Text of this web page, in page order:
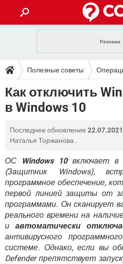
INSTAGRAM
ИГРЫ
ВКОНТАКТЕ
ПОЛЕЗНЫЕ СОВЕТЫ
TIKTOK
WHATSAPP
WINDOWS 10
YANDEX
ЗАГРУЗКИ
TIKTOK
FACEBOOK
WINDOWS 10
ВИДЕО
YANDEX
ФОРУМ
TIKTOK
FACEBOOK
WINDOWS 10
ВИДЕО
YANDEX
ЭНЦИКЛОПЕДИЯ
TIKTOK
WHATSAPP
FACEBOOK
WINDOWS 10
ВИДЕО
YANDEX
Полезные советы
Windows
Как отключить
в Windows 10
Последнее обновление
Наталья Торжанова .
ОС Windows 10включает в
(Защитник Windows),
программное обеспечение,
первой линией защиты от
программами. Он сканирует
реального времени на
и автоматически
антивирусного
системе. Однако, если вы
Defender препятствует